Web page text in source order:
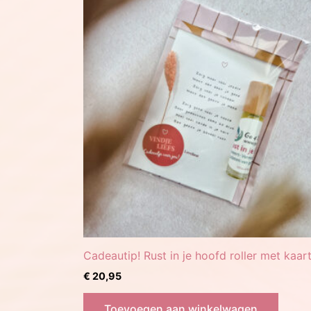
Cadeautip! Rust in je hoofd roller met kaart
€ 20,95